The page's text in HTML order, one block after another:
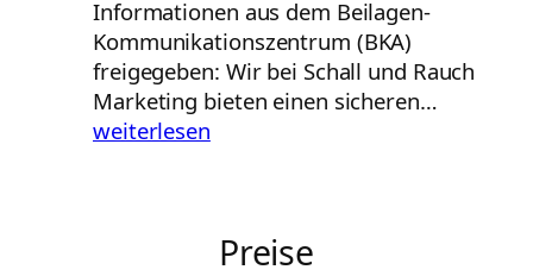
Informationen aus dem Beilagen-
Kommunikationszentrum (BKA)
freigegeben: Wir bei Schall und Rauch
Marketing bieten einen sicheren…
weiterlesen
Preise